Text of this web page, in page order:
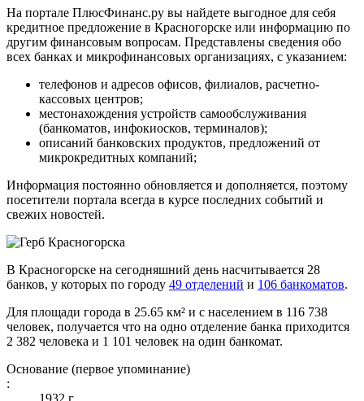
На портале ПлюсФинанс.ру вы найдете выгодное для себя
кредитное предложение в Красногорске или информацию по
другим финансовым вопросам. Представлены сведения обо
всех банках и микрофинансовых организациях, с указанием:
телефонов и адресов офисов, филиалов, расчетно-
кассовых центров;
местонахождения устройств самообслуживания
(банкоматов, инфокиосков, терминалов);
описаний банковских продуктов, предложений от
микрокредитных компаний;
Информация постоянно обновляется и дополняется, поэтому
посетители портала всегда в курсе последних событий и
свежих новостей.
В Красногорске на сегодняшний день насчитывается 28
банков, у которых по городу 49 отделений и 106 банкоматов.
Для площади города в 25.65 км² и с населением в 116 738
человек, получается что на одно отделение банка приходится
2 382 человека и 1 101 человек на один банкомат.
Основание (первое упоминание)
:
1932 г.